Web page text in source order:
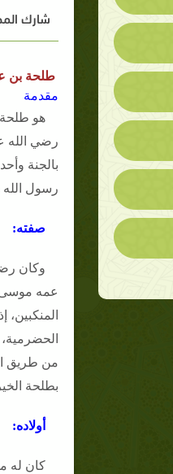
شارك
طلحة بن
مقدمة
هو طلحة
رضي الله
بالجنة
رسول
صفته:
وكان
عمه موسى
من طريق
بطلحة
أولاده:
كان له